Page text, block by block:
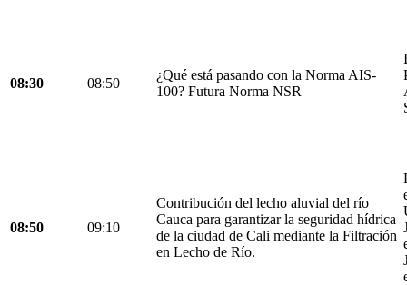
08:30 08:50
¿Qué está pasando con la Norma AIS-
100? Futura Norma NSR
08:50 09:10
Contribución del lecho aluvial del río
Cauca para garantizar la seguridad hídrica
de la ciudad de Cali mediante la Filtración
en Lecho de Río.